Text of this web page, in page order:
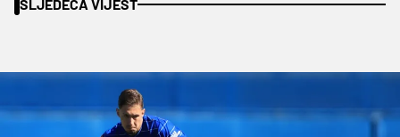
SLJEDEĆA VIJEST